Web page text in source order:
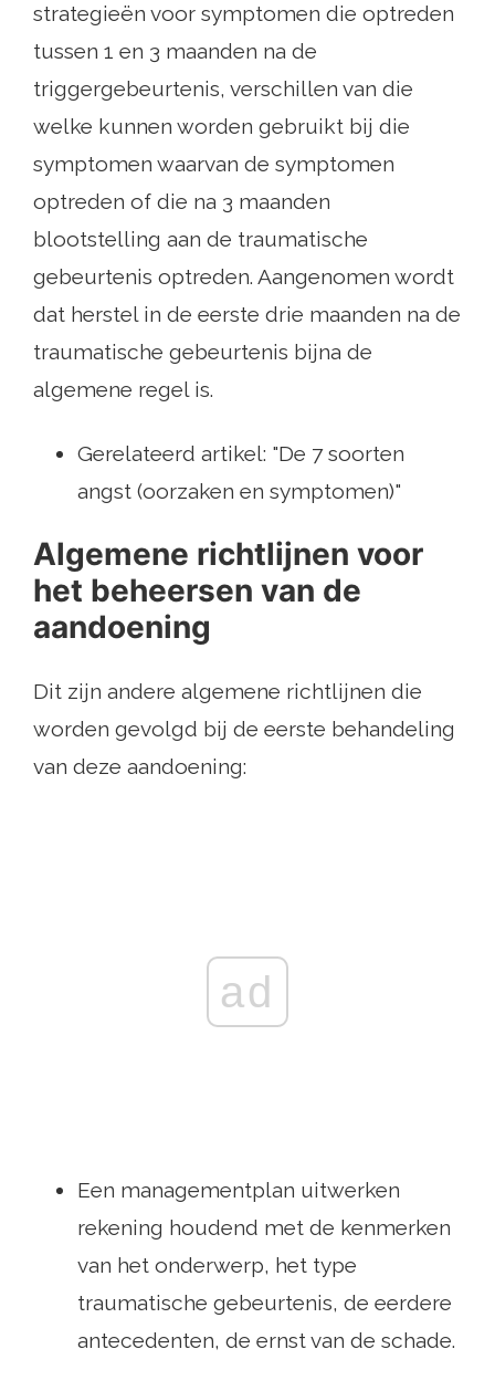
strategieën voor symptomen die optreden
tussen 1 en 3 maanden na de
triggergebeurtenis, verschillen van die
welke kunnen worden gebruikt bij die
symptomen waarvan de symptomen
optreden of die na 3 maanden
blootstelling aan de traumatische
gebeurtenis optreden. Aangenomen wordt
dat herstel in de eerste drie maanden na de
traumatische gebeurtenis bijna de
algemene regel is.
Gerelateerd artikel: "De 7 soorten
angst (oorzaken en symptomen)"
Algemene richtlijnen voor
het beheersen van de
aandoening
Dit zijn andere algemene richtlijnen die
worden gevolgd bij de eerste behandeling
van deze aandoening:
ad
Een managementplan uitwerken
rekening houdend met de kenmerken
van het onderwerp, het type
traumatische gebeurtenis, de eerdere
antecedenten, de ernst van de schade.